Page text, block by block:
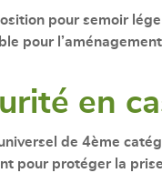
pour semoir
pour
en
de 4ème
pour protéger la